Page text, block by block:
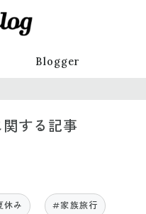
Blogger
する記事
休み #家族旅行